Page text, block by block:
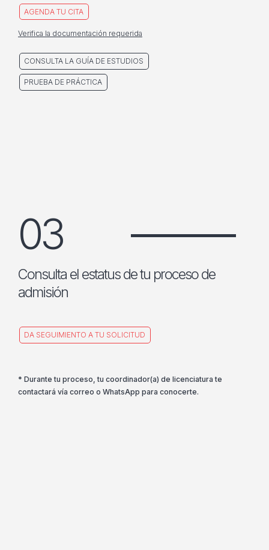
AGENDA TU CITA
Verifica la documentación requerida
CONSULTA LA GUÍA DE ESTUDIOS
PRUEBA DE PRÁCTICA
03
Consulta el estatus de tu proceso de
admisión
DA SEGUIMIENTO A TU SOLICITUD
* Durante tu proceso, tu coordinador(a) de licenciatura te
contactará vía correo o WhatsApp para conocerte.